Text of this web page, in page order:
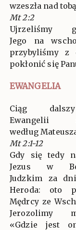
wzeszła nad
Mt 2:2
Ujrzeliśmy
Jego na
przybyliśmy z
pokłonić się
EWANGELIA
Ciąg
Ewangelii
według
Mt 2:1-12
Gdy się tedy
Jezus w
Judzkim za
Heroda: oto
Mędrcy ze
Jerozolimy
«Gdzie jest